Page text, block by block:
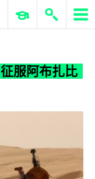
服阿布扎比沙漠
ERP 與商業 AI
服阿布扎比